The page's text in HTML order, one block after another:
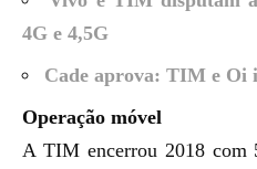
4G e 4,5G
Cade aprova: TIM e Oi
Operação móvel
A TIM encerrou 2018 com